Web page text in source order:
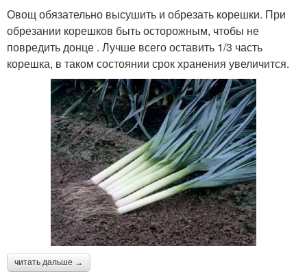
Овощ обязательно высушить и обрезать корешки. При
обрезании корешков быть осторожным, чтобы не
повредить донце . Лучше всего оставить 1/3 часть
корешка, в таком состоянии срок хранения увеличится.
читать дальше →